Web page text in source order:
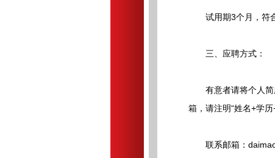
试用期3个月，符合
三、应聘方式：
有意者请将个人简
箱，请注明“姓名+学历
联系邮箱：